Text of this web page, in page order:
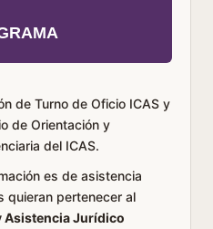
de Turno de Oficio ICAS y
de Orientación y
del ICAS.
es de asistencia
quieran pertenecer al
Asistencia Jurídico